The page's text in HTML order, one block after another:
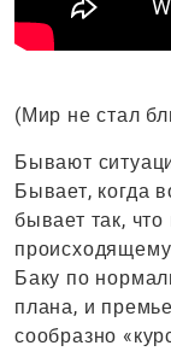
(Мир не стал
Бывают
Бывает, когда
бывает так,
Баку по
плана, и
сообразно